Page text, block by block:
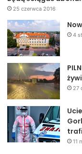
25 czerwca 2016
4
27
11